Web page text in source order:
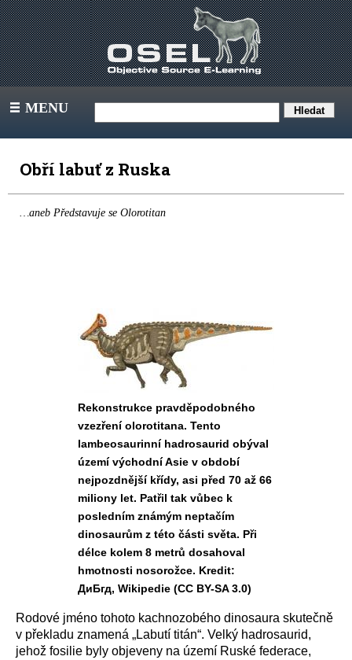
III MENU
Obří labuť z Ruska
…aneb Představuje se Olorotitan
Rekonstrukce pravděpodobného
vzezření olorotitana. Tento
lambeosaurinní hadrosaurid obýval
území východní Asie v období
nejpozdnější křídy, asi před 70 až 66
miliony let. Patřil tak vůbec k
posledním známým neptačím
dinosaurům z této části světa. Při
délce kolem 8 metrů dosahoval
hmotnosti nosorožce. Kredit:
ДиБгд, Wikipedie (CC BY-SA 3.0)
Rodové jméno tohoto kachnozobého dinosaura skutečně
v překladu znamená „Labutí titán“. Velký hadrosaurid,
jehož fosilie byly objeveny na území Ruské federace,